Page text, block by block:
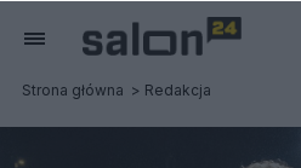
Strona główna Redakcja